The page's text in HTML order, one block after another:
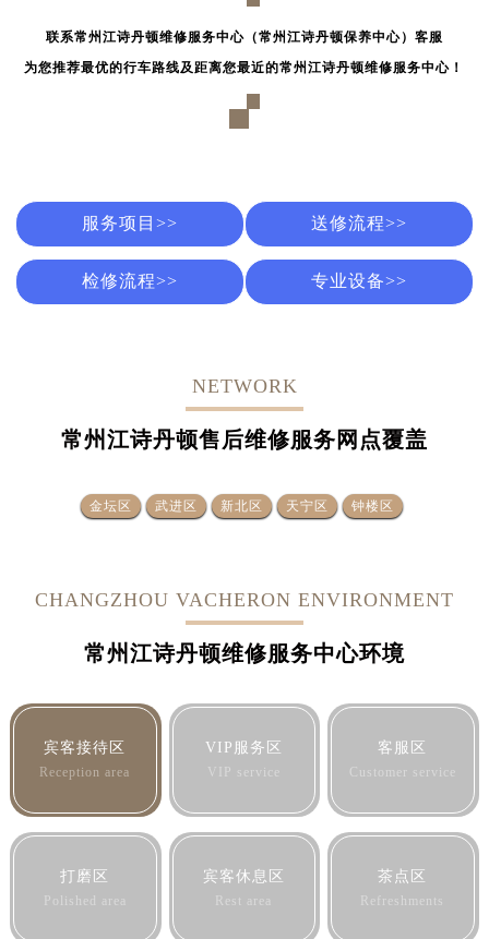
联系常州江诗丹顿维修服务中心（常州江诗丹顿保养中心）客服
为您推荐最优的行车路线及距离您最近的常州江诗丹顿维修服务中心！
服务项目>> 送修流程>>
检修流程>> 专业设备>>
NETWORK
常州江诗丹顿售后维修服务网点覆盖
金坛区 武进区 新北区 天宁区 钟楼区
CHANGZHOU VACHERON ENVIRONMENT
常州江诗丹顿维修服务中心环境
宾客接待区
Reception area
VIP服务区
VIP service
客服区
Customer service
打磨区
Polished area
宾客休息区
Rest area
茶点区
Refreshments